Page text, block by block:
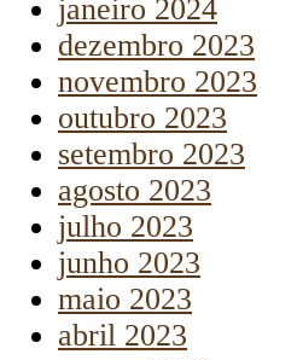
janeiro 2024
dezembro 2023
novembro 2023
outubro 2023
setembro 2023
agosto 2023
julho 2023
junho 2023
maio 2023
abril 2023